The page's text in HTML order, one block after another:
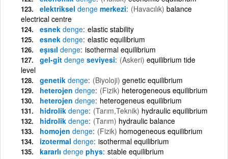
elektriksel denge merkezi (Havacılık) balance
electrical centre
esnek denge elastic stability
esnek denge elastic equilibrium
eşısıl denge isothermal equilibrium
gel-git denge seviyesi (Askeri) equilibrium tide
level
genetik denge (Biyoloji) genetic equilibrium
heterojen denge (Fizik) heterogeneous equilibrium
heterojen denge heterogeneus equilibrium
hidrolik denge (Tarım,Teknik) hydraulic equilibrium
hidrolik denge (Tarım) hydraulic balance
homojen denge (Fizik) homogeneous equilibrium
izotermal denge isothermal equilibrium
kararlı denge phys stable equilibrium